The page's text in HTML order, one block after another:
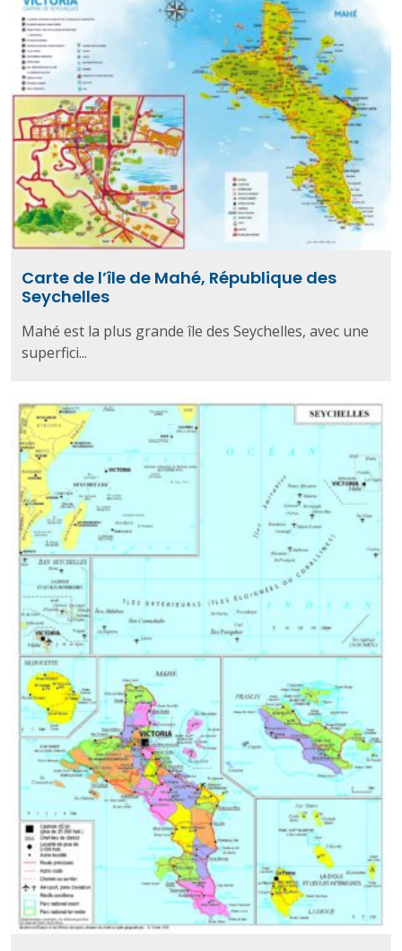
Carte de l’île de Mahé, République des
Seychelles
Mahé est la plus grande île des Seychelles, avec une
superfici...